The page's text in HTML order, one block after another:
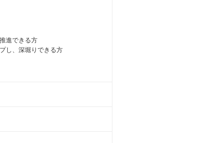
進できる方
し、深堀りできる方